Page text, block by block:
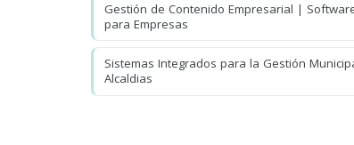
Gestión de Contenido Empresarial |
para Empresas
Sistemas Integrados para la Gestión
Alcaldias